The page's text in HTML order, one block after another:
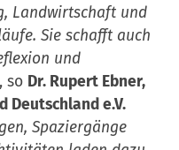
Landwirtschaft und
Sie schafft auch
und
, so Dr. Rupert Ebner,
Deutschland e.V.
Spaziergänge